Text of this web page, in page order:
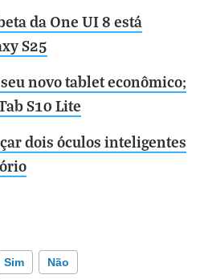
da One UI 8 está
S25
novo tablet econômico;
S10 Lite
dois óculos inteligentes
Sim Não